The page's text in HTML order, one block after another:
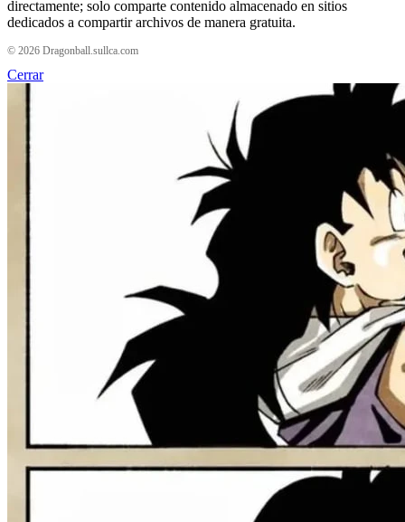
directamente; solo comparte contenido almacenado en sitios
dedicados a compartir archivos de manera gratuita.
© 2026 Dragonball.sullca.com
Cerrar